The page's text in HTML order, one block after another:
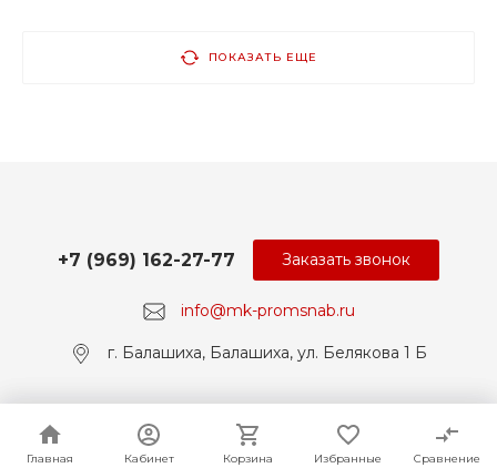
Главная Кабинет Корзина Избранные Сравнение
Главная Кабинет Корзина Избранные Сравнение
ПОКАЗАТЬ ЕЩЕ
info@mk-promsnab.ru
+7 (969) 162-27-77
г. Балашиха, Балашиха, ул. Белякова 1 Б
Заказать звонок
© 2017-2026 Universe, Все права защищены